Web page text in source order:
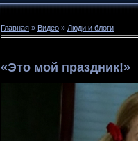
Главная » Видео » Люди и блоги
«Это мой праздник!»